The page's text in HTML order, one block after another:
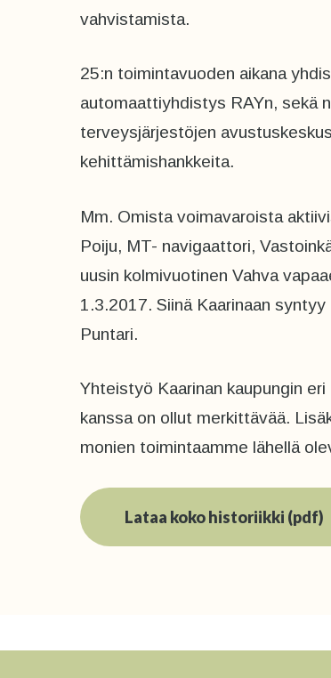
vahvistamista.
25:n toimintavuoden aikana
automaattiyhdistys RAYn, sekä
terveysjärjestöjen
kehittämishankkeita.
Mm. Omista voimavaroista
Poiju, MT- navigaattori,
uusin kolmivuotinen Vahva
1.3.2017. Siinä Kaarinaan
Puntari.
Yhteistyö Kaarinan kaupungin
kanssa on ollut merkittävää.
monien toimintaamme lähellä
Lataa koko historiikki (pdf)